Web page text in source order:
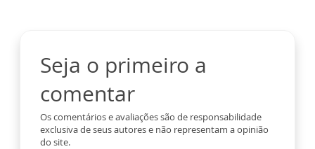
Seja o primeiro a
comentar
Os comentários e avaliações são de responsabilidade
exclusiva de seus autores e não representam a opinião
do site.